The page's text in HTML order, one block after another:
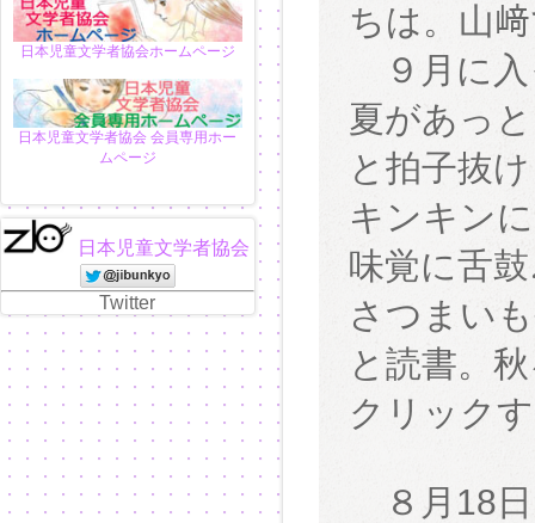
日本児童文学者協会ホームページ
日本児童文学者協会 会員専用ホー
ムページ
日本児童文学者協会
Twitter
ちは。山
９月に入
夏があっ
と拍子抜
キンキン
味覚に舌
さつまい
と読書。
クリック
８月18日